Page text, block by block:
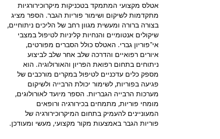
אטלס מקצועי המתמקד בטכניקות מיקרוכירורגיות
מתקדמות לשיקום ושימור פוריות הגבר. הספר מציג
בצורה ברורה ומעשית מגוון רחב של הליכים ניתוחיים,
שיקולים אנטומיים והנחיות קליניות לטיפול במצבי
אי־פוריון גברי. האטלס כולל הסברים מפורטים,
איורים רפואיים והדרכה שלב אחר שלב לביצוע
ניתוחים בתחום רפואת הפריון והאורולוגיה. הוא
מספק כלים עדכניים לטיפול במקרים מורכבים של
פגיעה בפוריות, לשימור יכולת הרבייה ולשיקום
מערכות הרבייה הגבריות. הספר מיועד לאורולוגים,
מומחי פוריות, מתמחים בכירורגיה ורופאים
המעוניינים להעמיק בתחום המיקרוכירורגיה של
פוריות הגבר באמצעות מקור מקצועי, מעשי ומעודכן.